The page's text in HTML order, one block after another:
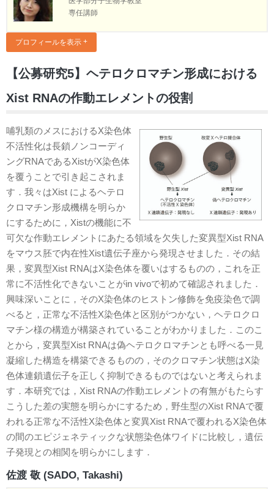
専任講師
プロフィールを表示
【公募研究5】ヘテロクロマチン形成における
Xist RNAの作動エレメントの役割
哺乳類のメスにおけるX染色体
不活性化は長鎖ノンコーディ
ングRNAであるXistがX染色体
を覆うことで引き起こされま
す．我々はXist によるヘテロ
クロマチン形成機構を明らか
にするために，Xistの機能に不
可欠な作動エレメントにあたる領域を欠失した変異型Xist RNA
をマウス胚で内在性Xist遺伝子座から発現させました．その結
果，変異型Xist RNAはX染色体を覆いはするものの，これを正
常に不活性化できないことがin vivoで初めて確認されました．
興味深いことに，そのX染色体のヒストン修飾を免疫染色で調
べると，正常な不活性X染色体と区別がつかない，ヘテロクロ
マチン様の構造が構築されていることがわかりました．このこ
とから，変異型Xist RNAは偽ヘテロクロマチンとも呼べる一見
凝縮した構造を構築できるものの，そのクロマチン状態はX染
色体連鎖遺伝子を正しく抑制できるものではないと考えられま
す．本研究では，Xist RNAの作動エレメントの有無がもたらす
こうした差の実態を明らかにするため，野生型のXist RNAで覆
われる正常な不活性X染色体と変異Xist RNAで覆われるX染色体
の間のエピジェネティックな状態染色体ワイドに比較し，遺伝
子発現との相関を明らかにします．
佐渡 敬 (SADO, Takashi)